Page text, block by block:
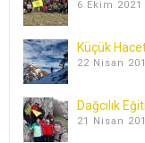
6 Ekim 2021
Küçük
22 Nisan
Dağcılık
21 Nisan